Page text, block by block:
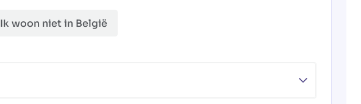
Ik woon niet in België